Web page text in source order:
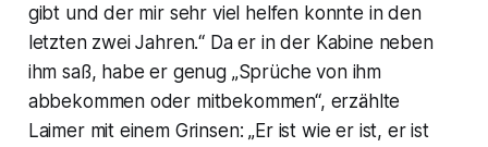
gibt und der mir sehr viel helfen konnte in den
letzten zwei Jahren.“ Da er in der Kabine neben
ihm saß, habe er genug „Sprüche von ihm
abbekommen oder mitbekommen“, erzählte
Laimer mit einem Grinsen: „Er ist wie er ist, er ist